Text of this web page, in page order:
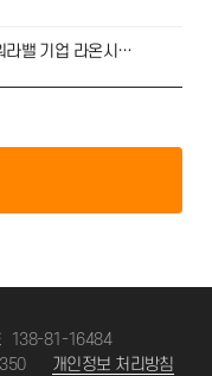
고용노동부가 인정한 워라밸 기업 라온시큐어의 특별한 육아지원
138-81-16484
개인정보 처리방침